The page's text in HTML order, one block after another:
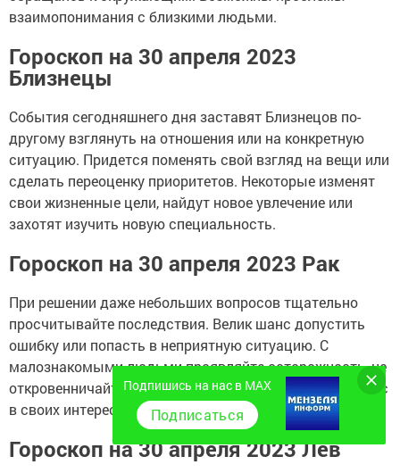
взаимопонимания с близкими людьми.
Гороскоп на 30 апреля 2023
Близнецы
События сегодняшнего дня заставят Близнецов по-
другому взглянуть на отношения или на конкретную
ситуацию. Придется поменять свой взгляд на вещи или
сделать переоценку приоритетов. Некоторые изменят
свои жизненные цели, найдут новое увлечение или
захотят изучить новую специальность.
Гороскоп на 30 апреля 2023 Рак
При решении даже небольших вопросов тщательно
просчитывайте последствия. Велик шанс допустить
ошибку или попасть в неприятную ситуацию. С
малознакомыми людьми проявляйте осторожность, не
откровенничайте. Некоторые захотят использовать вас
в своих интересах. Пересмотрите свой бюджет.
Гороскоп на 30 апреля 2023 Лев
Подпишись на нас в MAX
Подписаться